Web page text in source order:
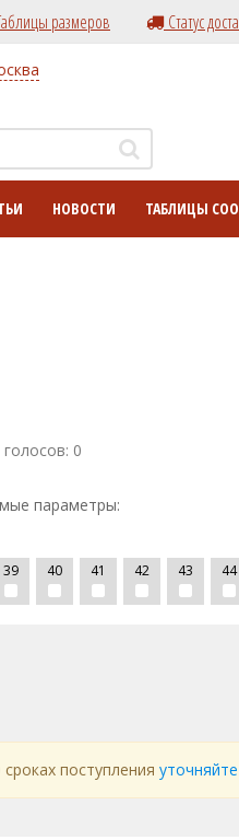
размеров Статус
НОВОСТИ ТАБЛИЦЫ
0
параметры:
39 40 41 42 43 44
поступления